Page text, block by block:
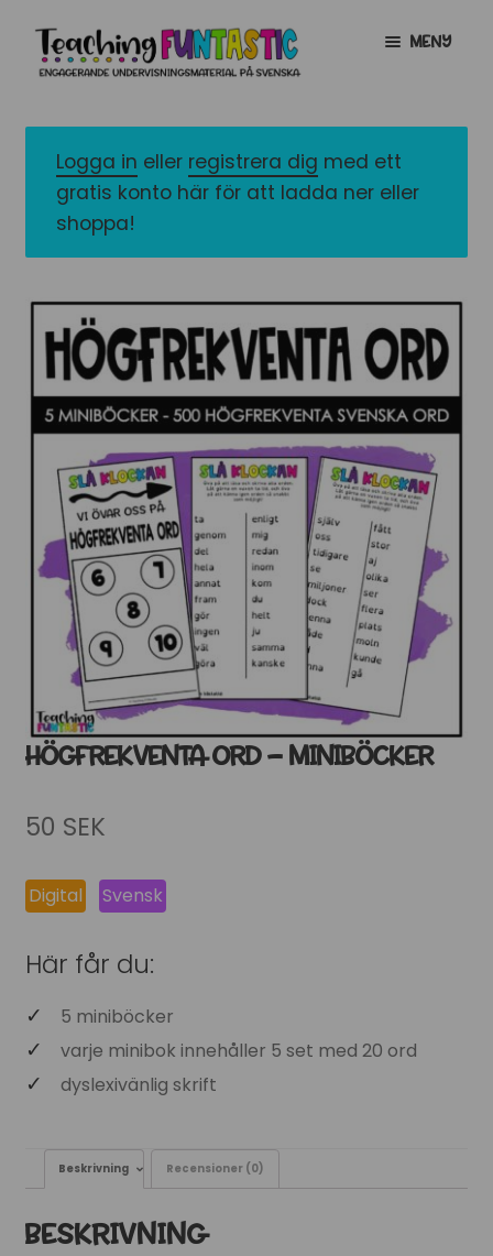
Hoppa
till
navigering
Gå
till
innehåll
MENY
MITT KONTO
GRATISMATERIAL
LICENSER
EXPANDERA
UNDERMENY
TYPSNITT
Logga in eller registrera dig med ett
gratis konto här för att ladda ner eller
shoppa!
HÖGFREKVENTA ORD – MINIBÖCKER
50 SEK
Digital Svensk
Här får du:
5 miniböcker
varje minibok innehåller 5 set med 20 ord
dyslexivänlig skrift
Beskrivning Recensioner (0)
BESKRIVNING